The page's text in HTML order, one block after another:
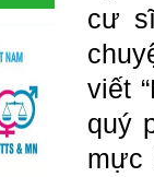
cư
viết
quý
mực